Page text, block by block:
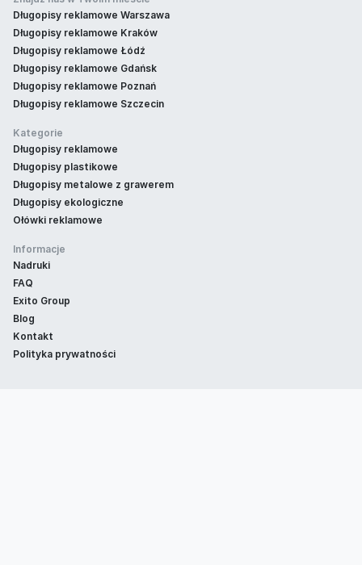
Długopisy reklamowe Warszawa
Długopisy reklamowe Kraków
Długopisy reklamowe Łódź
Długopisy reklamowe Gdańsk
Długopisy reklamowe Poznań
Długopisy reklamowe Szczecin
Kategorie
Długopisy reklamowe
Długopisy plastikowe
Długopisy metalowe z grawerem
Długopisy ekologiczne
Ołówki reklamowe
Informacje
Nadruki
FAQ
Exito Group
Blog
Kontakt
Polityka prywatności